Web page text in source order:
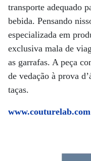
transporte adequado
bebida. Pensando
especializada em
exclusiva mala de
as garrafas. A peça
de vedação à prova
taças.
www.couturelab.com